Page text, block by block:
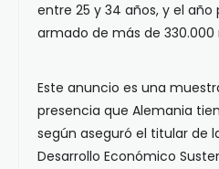
entre 25 y 34 años, y el año
armado de más de
Este anuncio es una
presencia que Alemania
según aseguró el titular de
Desarrollo Económico